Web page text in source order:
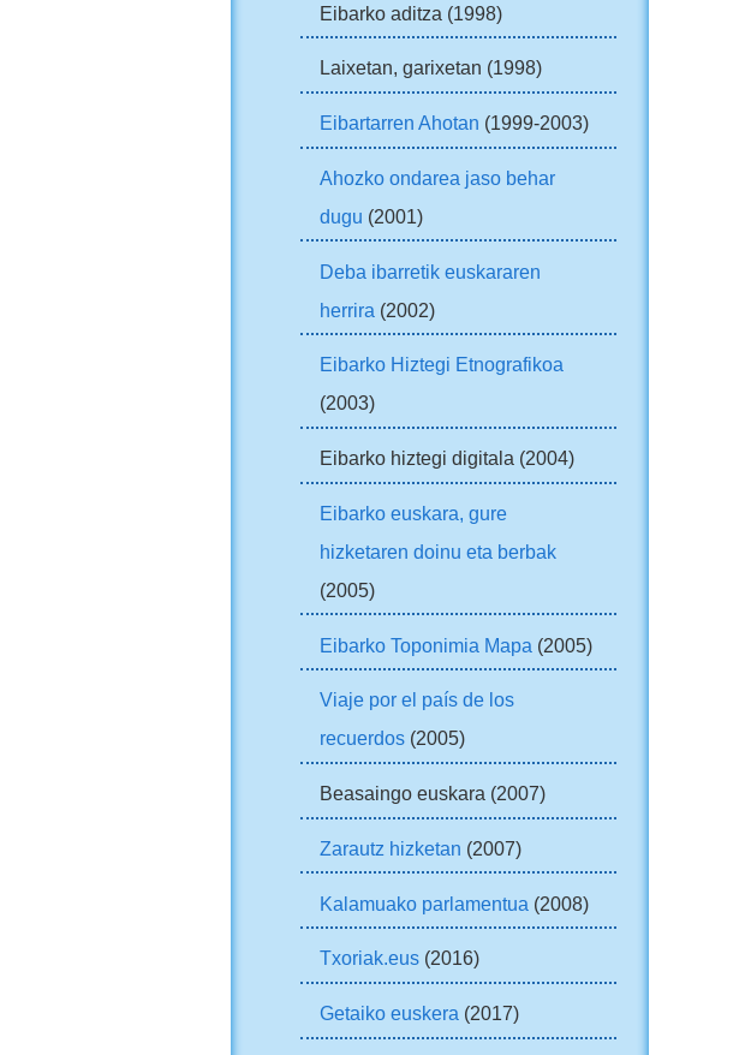
Eibarko aditza (1998)
Laixetan, garixetan (1998)
Eibartarren Ahotan (1999-2003)
Ahozko ondarea jaso behar
dugu (2001)
Deba ibarretik euskararen
herrira (2002)
Eibarko Hiztegi Etnografikoa
(2003)
Eibarko hiztegi digitala (2004)
Eibarko euskara, gure
hizketaren doinu eta berbak
(2005)
Eibarko Toponimia Mapa (2005)
Viaje por el país de los
recuerdos (2005)
Beasaingo euskara (2007)
Zarautz hizketan (2007)
Kalamuako parlamentua (2008)
Txoriak.eus (2016)
Getaiko euskera (2017)